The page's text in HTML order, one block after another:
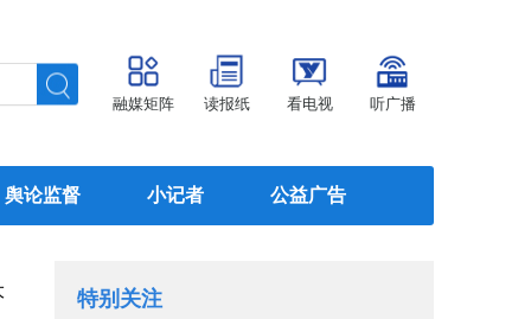
融媒矩阵 读报纸 看电视 听广播
舆论监督 小记者 公益广告
特别关注